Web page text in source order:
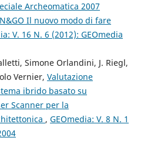
Archeomatica 2007
Il nuovo modo di fare
V. 16 N. 6 (2012): GEOmedia
Simone Orlandini, J. Riegl,
Vernier, Valutazione
ibrido basato su
Scanner per la
, GEOmedia: V. 8 N. 1